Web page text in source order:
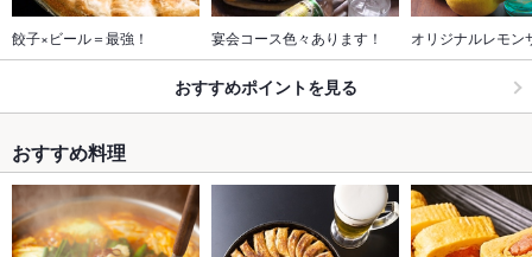
餃子×ビール＝最強！ 宴会コース色々あります！ オリジナルレモン
おすすめポイントを見る
おすすめ料理